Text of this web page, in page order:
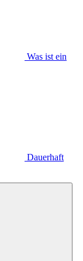
Was ist ein
Dauerhaft